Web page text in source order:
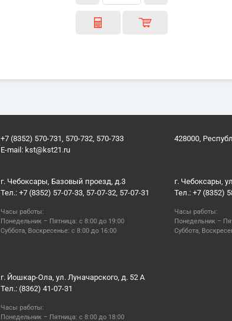
+7 (8352) 570-731, 570-732, 570-733
E-mail: kst@kst21.ru
428000,
г. Чебоксары, Базовый проезд, д.3
Тел.: +7 (8352) 57-07-33, 57-07-32, 57-07-31
Часы работы:
Понедельник – Пятница: с 8:00 до 19:00
Суббота, Воскресенье: с 8:00 до 16:00
г. Чебоксары,
Тел.: +7 (8352)
Часы работы:
Понедельник –
Суббота,
г. Йошкар-Ола, ул. Луначарского, д. 52 А
Тел.: (8362) 41-07-31
Часы работы:
Понедельник – Пятница: с 8:00 до 18:00